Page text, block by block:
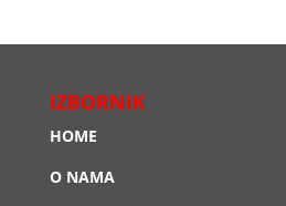
IZBORNIK
HOME
O NAMA